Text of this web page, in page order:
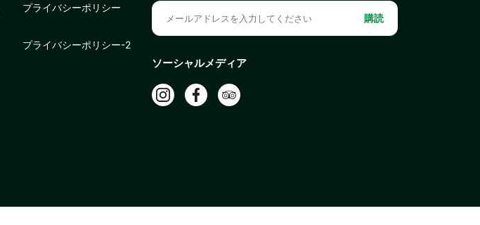
プライバシーポリシー
プライバシーポリシー-2
購読
ソーシャルメディア